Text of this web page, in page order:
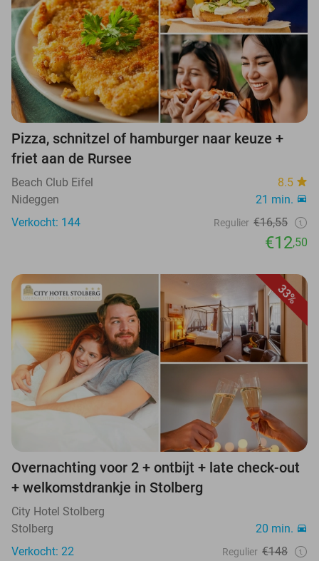
Pizza, schnitzel of hamburger naar keuze +
friet aan de Rursee
Beach Club Eifel
8.5
Nideggen
21 min.
Verkocht: 144
Regulier €16,55
€12,50
33%
Overnachting voor 2 + ontbijt + late check-out
+ welkomstdrankje in Stolberg
City Hotel Stolberg
Stolberg
20 min.
Verkocht: 22
Regulier €148